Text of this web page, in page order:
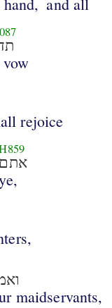
rejoice
אתם
maidservants,